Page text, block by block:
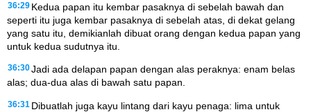
36:29 Kedua papan itu kembar pasaknya di sebelah bawah dan
seperti itu juga kembar pasaknya di sebelah atas, di dekat gelang
yang satu itu, demikianlah dibuat orang dengan kedua papan yang
untuk kedua sudutnya itu.
36:30Jadi ada delapan papan dengan alas peraknya: enam belas
alas; dua-dua alas di bawah satu papan.
36:31 Dibuatlah juga kayu lintang dari kayu penaga: lima untuk